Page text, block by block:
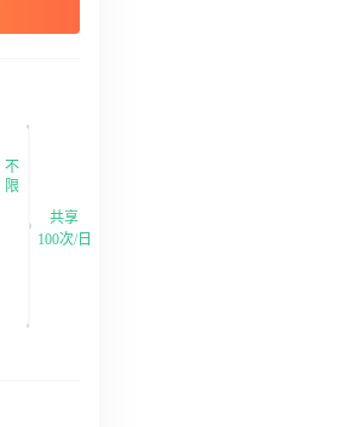
不
限
共享
100次/日